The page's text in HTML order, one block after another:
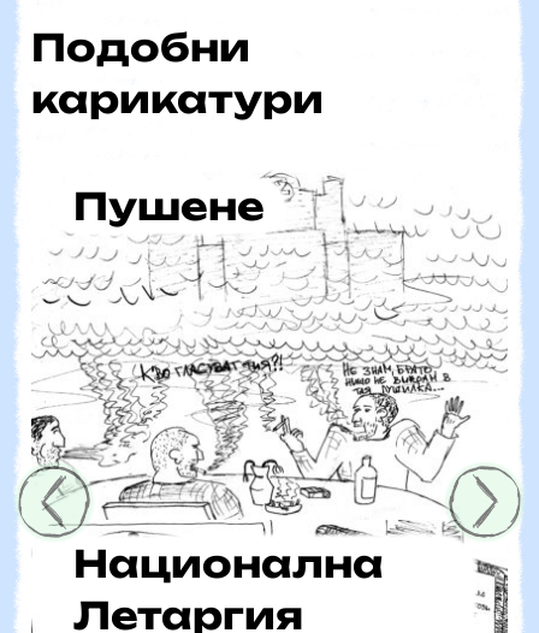
Подобни
карикатури
Пушене
Национална
Летаргия